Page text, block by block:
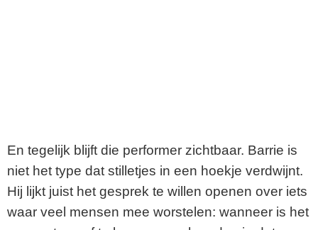
En tegelijk blijft die performer zichtbaar. Barrie is
niet het type dat stilletjes in een hoekje verdwijnt.
Hij lijkt juist het gesprek te willen openen over iets
waar veel mensen mee worstelen: wanneer is het